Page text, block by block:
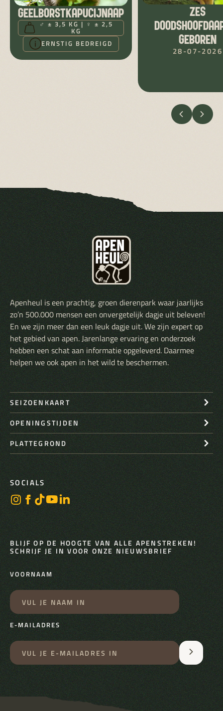
GEELBORSTKAPUCIJNAAP
♂ ± 3,5 KG | ♀ ± 2,5
KG
ERNSTIG BEDREIGD
ZES
GEBOREN
28-07-2026
VORIGE
Apenheul is een prachtig, groen dierenpark waar jaarlijks
zo’n 500.000 mensen een onvergetelijk dagje uit beleven!
En we zijn meer dan een leuk dagje uit. We zijn expert op
het gebied van apen. Jarenlange ervaring en onderzoek
hebben een schat aan informatie opgeleverd. Daarmee
helpen we ook apen in het wild te beschermen.
SEIZOENKAART
OPENINGSTIJDEN
PLATTEGROND
SOCIALS
BLIJF OP DE HOOGTE VAN ALLE APENSTREKEN!
SCHRIJF JE IN VOOR ONZE NIEUWSBRIEF
VOORNAAM
E-MAILADRES